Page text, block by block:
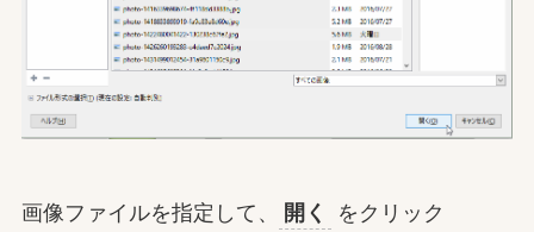
画像ファイルを指定して、 開く をクリック